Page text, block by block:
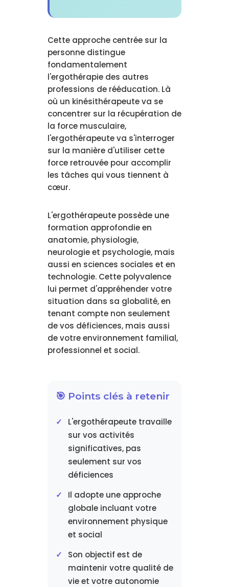
Cette approche centrée sur la
personne distingue
fondamentalement
l'ergothérapie des autres
professions de rééducation. Là
où un kinésithérapeute va se
concentrer sur la récupération de
la force musculaire,
l'ergothérapeute va s'interroger
sur la manière d'utiliser cette
force retrouvée pour accomplir
les tâches qui vous tiennent à
cœur.
L'ergothérapeute possède une
formation approfondie en
anatomie, physiologie,
neurologie et psychologie, mais
aussi en sciences sociales et en
technologie. Cette polyvalence
lui permet d'appréhender votre
situation dans sa globalité, en
tenant compte non seulement
de vos déficiences, mais aussi
de votre environnement familial,
professionnel et social.
🎯 Points clés à retenir
L'ergothérapeute travaille
sur vos activités
significatives, pas
seulement sur vos
déficiences
Il adopte une approche
globale incluant votre
environnement physique
et social
Son objectif est de
maintenir votre qualité de
vie et votre autonomie